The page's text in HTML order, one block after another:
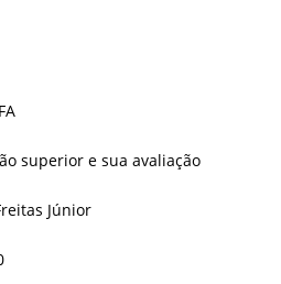
superior e sua avaliação
Júnior